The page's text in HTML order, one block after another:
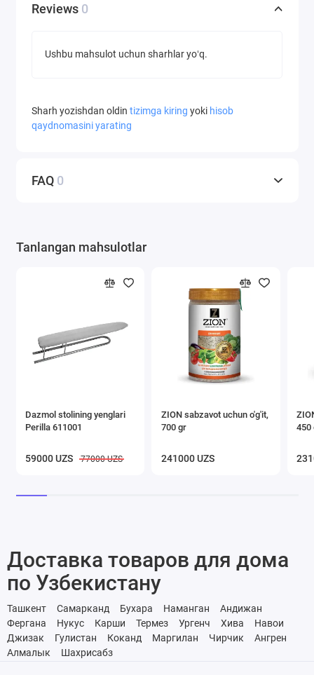
Reviews 0
Ushbu mahsulot uchun sharhlar yoʻq.
Sharh yozishdan oldin tizimga kiring yoki hisob
qaydnomasini yarating
FAQ 0
Tanlangan mahsulotlar
Dazmol stolining yenglari
Perilla 611001
59000 UZS 77000 UZS
ZION sabzavot uchun o'g'it,
700 gr
241000 UZS
450
Доставка товаров для дома
по Узбекистану
Ташкент Самарканд Бухара Наманган
Андижан
Фергана
Нукус Карши Термез Ургенч Хива
Навои
Джизак
Гулистан Коканд Маргилан Чирчик
Ангрен
Алмалык
Шахрисабз